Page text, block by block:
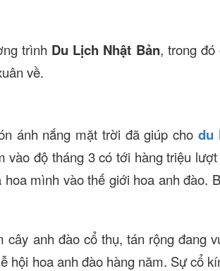
trình Du Lịch Nhật Bản, trong đó
về.
ánh nắng mặt trời đã giúp cho du
độ tháng 3 có tới hàng triệu
mình vào thế giới hoa anh đào.
cây anh đào cổ thụ, tán rộng đang
hội hoa anh đào hàng năm. Sự cổ